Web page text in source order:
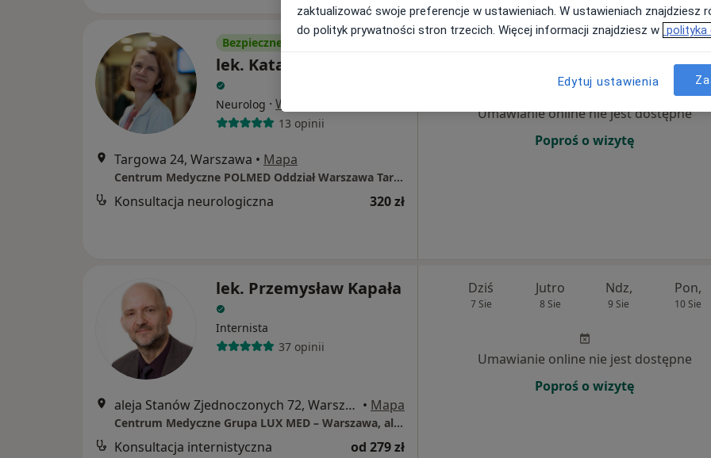
Bezpieczne płatności
lek. Katarzyna Kajdana
Neurolog · Więcej
13 opinii
Targowa 24, Warszawa • Mapa
Centrum Medyczne POLMED Oddział Warszawa Targowa
Konsultacja neurologiczna 320 zł
Ndz, Pon,
Umawianie online nie jest dostępne
Poproś o wizytę
lek. Przemysław Kapała
Internista
37 opinii
aleja Stanów Zjednoczonych 72, Warszawa • Mapa
Centrum Medyczne Grupa LUX MED – Warszawa, al. Stanów Zjednoczonych 72
Konsultacja internistyczna od 279 zł
Dziś
7 Sie
Jutro
8 Sie
Ndz,
9 Sie
Pon,
10 Sie
Umawianie online nie jest dostępne
Poproś o wizytę
zaktualizować swoje preferencje w ustawieniach. W ustawieniach znajdziesz
do polityk prywatności stron trzecich. Więcej informacji znajdziesz w polityka
Edytuj ustawienia